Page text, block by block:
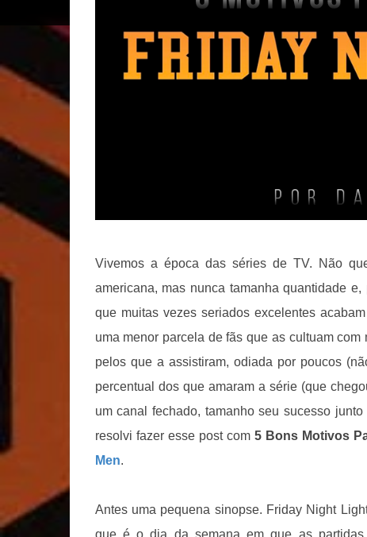
Vivemos a época das séries de TV. Não
americana, mas nunca tamanha quantidade
que muitas vezes seriados excelentes
uma menor parcela de fãs que as cultuam com
pelos que a assistiram, odiada por poucos
percentual dos que amaram a série (que
um canal fechado, tamanho seu sucesso
resolvi fazer esse post com 5 Bons Motivos
Men.
Antes uma pequena sinopse. Friday Night
que é o dia da semana em que as